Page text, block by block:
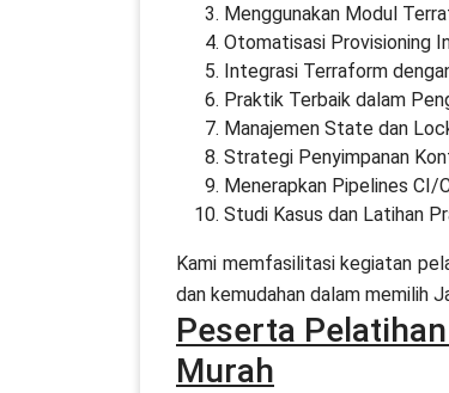
Menggunakan Modul
Otomatisasi Provisioning
Integrasi Terraform
Praktik Terbaik dalam
Manajemen State dan
Strategi Penyimpanan
Menerapkan Pipelines
Studi Kasus dan Latihan
Kami memfasilitasi kegiatan
dan kemudahan dalam memilih
Peserta
Murah